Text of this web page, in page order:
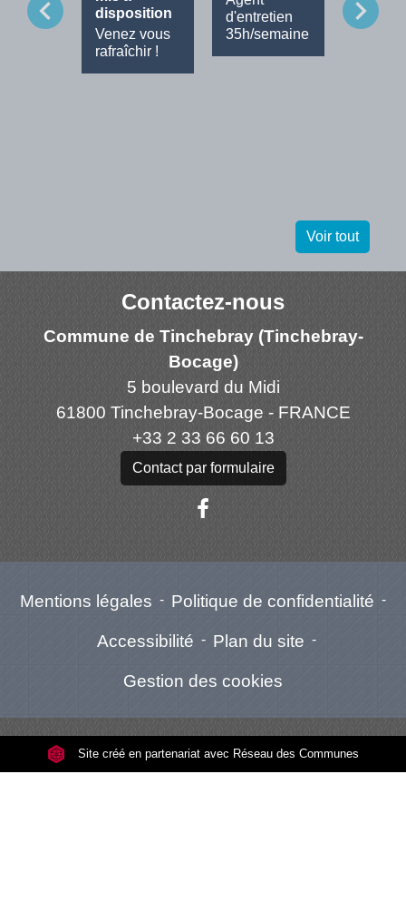
disposition
Venez vous
rafraîchir !
d'entretien
35h/semaine
chevron_left chevron_right
Voir tout
Contactez-nous
Commune de Tinchebray (Tinchebray-
Bocage)
5 boulevard du Midi
61800 Tinchebray-Bocage - FRANCE
+33 2 33 66 60 13
Contact par formulaire
Mentions légales - Politique de confidentialité -
Accessibilité - Plan du site -
Gestion des cookies
Site créé en partenariat avec Réseau des Communes